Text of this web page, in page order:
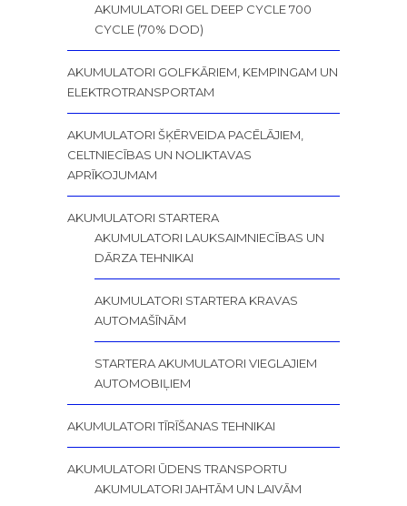
AKUMULATORI GEL DEEP CYCLE 700
CYCLE (70% DOD)
AKUMULATORI GOLFKĀRIEM, KEMPINGAM UN
ELEKTROTRANSPORTAM
AKUMULATORI ŠĶĒRVEIDA PACĒLĀJIEM,
CELTNIECĪBAS UN NOLIKTAVAS
APRĪKOJUMAM
AKUMULATORI STARTERA
AKUMULATORI LAUKSAIMNIECĪBAS UN
DĀRZA TEHNIKAI
AKUMULATORI STARTERA KRAVAS
AUTOMAŠĪNĀM
STARTERA AKUMULATORI VIEGLAJIEM
AUTOMOBIĻIEM
AKUMULATORI TĪRĪŠANAS TEHNIKAI
AKUMULATORI ŪDENS TRANSPORTU
AKUMULATORI JAHTĀM UN LAIVĀM